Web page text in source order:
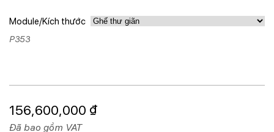
Module/Kích thước
P353
156,600,000 ₫
Đã bao gồm VAT